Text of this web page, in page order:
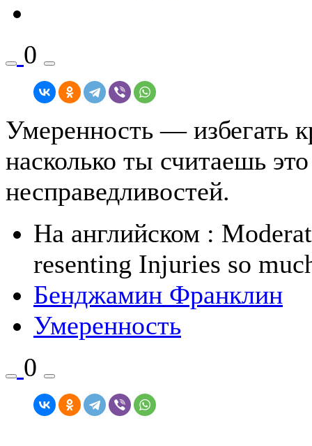
0
Умеренность — избегать
насколько ты считаешь
несправедливостей.
На английском :
resenting Injuries so
Бенджамин Франклин
Умеренность
0